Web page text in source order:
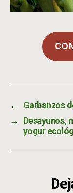
←
Garbanzos
→
Desayunos,
yogur